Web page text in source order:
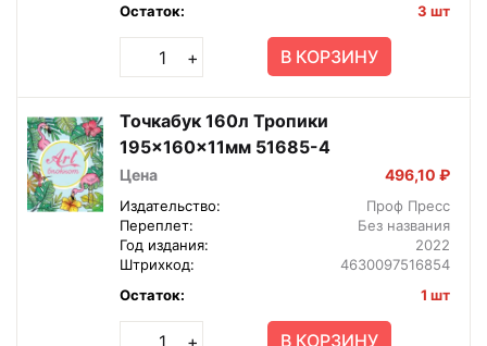
Остаток:
3 шт
+ В КОРЗИНУ
Точкабук 160л Тропики
195x160x11мм 51685-4
Цена 496,10 ₽
Издательство:
Проф Пресс
Переплет:
Без названия
Год издания:
2022
Штрихкод:
4630097516854
Остаток:
1 шт
+ В КОРЗИНУ